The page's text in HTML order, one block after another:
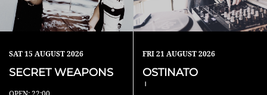
SAT15 AUGUST 2026
SECRET WEAPONS
FRI21 AUGUST 2026
OSTINATO
Ⅰ